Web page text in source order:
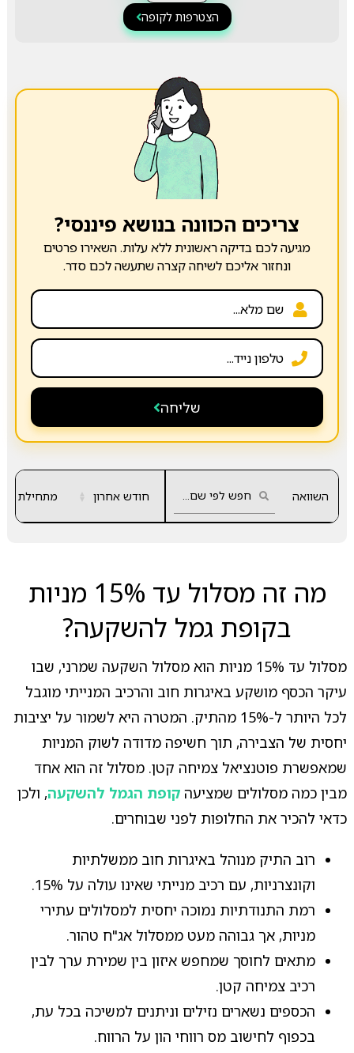
הצטרפות לקופה
צריכים הכוונה בנושא פיננסי?
מגיעה לכם בדיקה ראשונית ללא עלות. השאירו פרטים
ונחזור אליכם לשיחה קצרה שתעשה לכם סדר.
שליחה
השוואה חודש אחרון ▲
▼ מתחילת
מה זה מסלול עד 15% מניות
בקופת גמל להשקעה?
מסלול עד 15% מניות הוא מסלול השקעה שמרני, שבו
עיקר הכסף מושקע באיגרות חוב והרכיב המנייתי מוגבל
לכל היותר ל-15% מהתיק. המטרה היא לשמור על יציבות
יחסית של הצבירה, תוך חשיפה מדודה לשוק המניות
שמאפשרת פוטנציאל צמיחה קטן. מסלול זה הוא אחד
מבין כמה מסלולים שמציעה קופת הגמל להשקעה, ולכן
כדאי להכיר את החלופות לפני שבוחרים.
רוב התיק מנוהל באיגרות חוב ממשלתיות
וקונצרניות, עם רכיב מנייתי שאינו עולה על 15%.
רמת התנודתיות נמוכה יחסית למסלולים עתירי
מניות, אך גבוהה מעט ממסלול אג"ח טהור.
מתאים לחוסך שמחפש איזון בין שמירת ערך לבין
רכיב צמיחה קטן.
הכספים נשארים נזילים וניתנים למשיכה בכל עת,
בכפוף לחישוב מס רווחי הון על הרווח.